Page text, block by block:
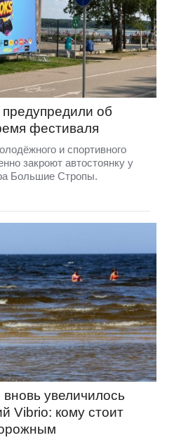
об
фестиваля
и спортивного
закроют автостоянку у
Большие Стропы.
увеличилось
Vibrio: кому стоит